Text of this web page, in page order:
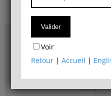
Accès & plans
Bibliothèque du
Voir
Retour |Accueil |